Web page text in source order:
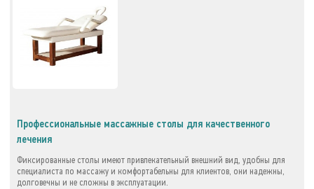
Профессиональные массажные столы для качественного
лечения
Фиксированные столы имеют привлекательный внешний вид, удобны для
специалиста по массажу и комфортабельны для клиентов, они надежны,
долговечны и не сложны в эксплуатации.